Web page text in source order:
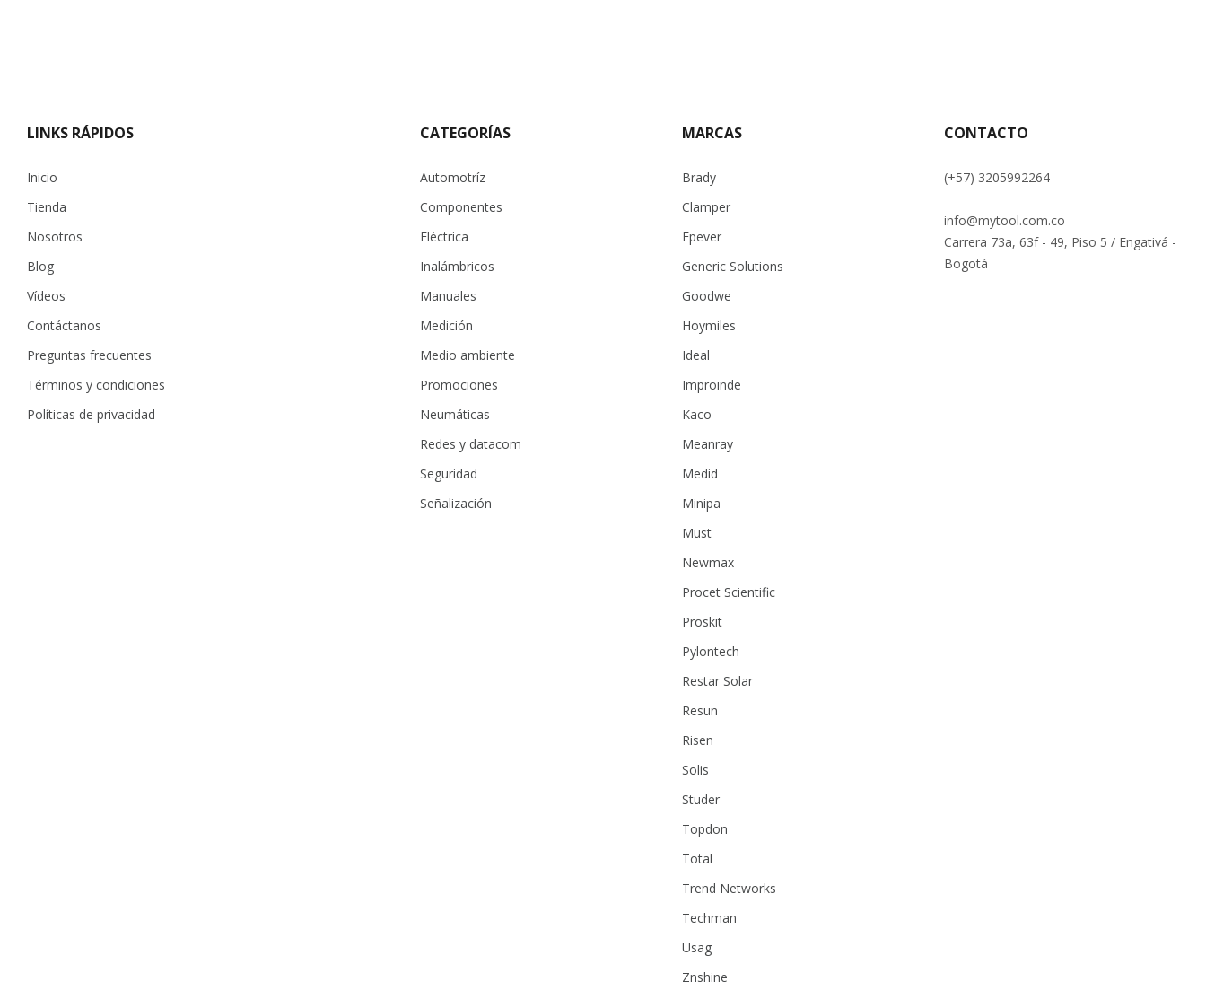
LINKS RÁPIDOS
Inicio
Tienda
Nosotros
Blog
Vídeos
Contáctanos
Preguntas frecuentes
Términos y condiciones
Políticas de privacidad
CATEGORÍAS
Automotríz
Componentes
Eléctrica
Inalámbricos
Manuales
Medición
Medio ambiente
Promociones
Neumáticas
Redes y datacom
Seguridad
Señalización
MARCAS
Brady
Clamper
Epever
Generic Solutions
Goodwe
Hoymiles
Ideal
Improinde
Kaco
Meanray
Medid
Minipa
Must
Newmax
Procet Scientific
Proskit
Pylontech
Restar Solar
Resun
Risen
Solis
Studer
Topdon
Total
Trend Networks
Techman
Usag
Znshine
CONTACTO
(+57) 3205992264
info@mytool.com.co
Carrera 73a, 63f - 49, Piso 5 / Engativá -
Bogotá